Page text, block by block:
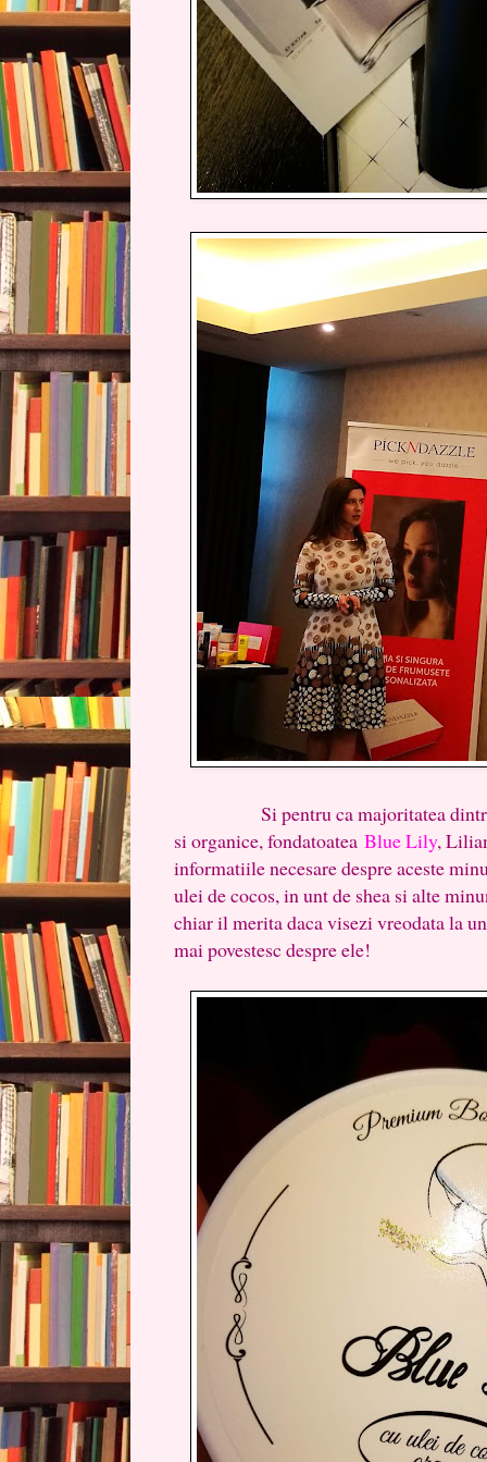
Si pentru ca majoritatea dintre
si organice, fondatoatea Blue Lily,
informatiile necesare despre aceste
ulei de cocos, in unt de shea si alte
chiar il merita daca visezi vreodata la
mai povestesc despre ele!